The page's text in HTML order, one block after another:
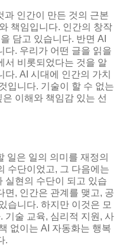
과 인간이 만든 것의 근본
책임입니다. 인간의 창작
담고 있습니다. 반면 AI
다. 우리가 어떤 글을 읽을
서 비롯되었다는 것을 알
. AI 시대에 인간의 가치
입니다. 기술이 할 수 없는
이해와 책임감 있는 선
일은 일의 의미를 재정의
수단이었고, 그 다음에는
실현의 수단이 되고 있습
면, 인간은 관계를 맺고, 공
습니다. 하지만 이것은 모
기술 교육, 심리적 지원, 사
없이는 AI 자동화는 행복
.